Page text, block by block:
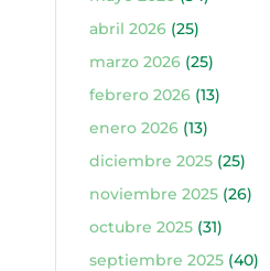
abril 2026(25)
marzo 2026(25)
febrero 2026(13)
enero 2026(13)
diciembre 2025(25)
noviembre 2025(26)
octubre 2025(31)
septiembre 2025(40)